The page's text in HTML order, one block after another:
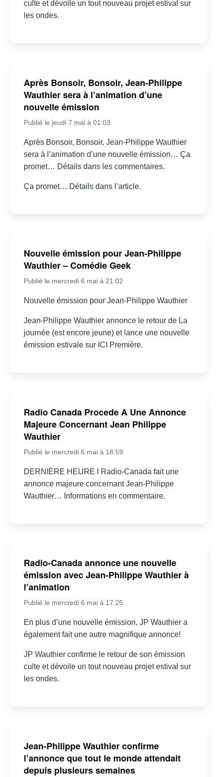
culte et dévoile un tout nouveau projet estival sur
les ondes.
Après Bonsoir, Bonsoir, Jean-Philippe
Wauthier sera à l’animation d’une
nouvelle émission
Publié le jeudi 7 mai à 01:03
Après Bonsoir, Bonsoir, Jean-Philippe Wauthier
sera à l’animation d’une nouvelle émission… Ça
promet… Détails dans les commentaires.
Ça promet… Détails dans l’article.
Nouvelle émission pour Jean-Philippe
Wauthier – Comédie Geek
Publié le mercredi 6 mai à 21:02
Nouvelle émission pour Jean-Philippe Wauthier
Jean-Philippe Wauthier annonce le retour de La
journée (est encore jeune) et lance une nouvelle
émission estivale sur ICI Première.
Radio Canada Procede A Une Annonce
Majeure Concernant Jean Philippe
Wauthier
Publié le mercredi 6 mai à 18:59
DERNIÈRE HEURE I Radio-Canada fait une
annonce majeure concernant Jean-Philippe
Wauthier… Informations en commentaire.
Radio-Canada annonce une nouvelle
émission avec Jean-Philippe Wauthier à
l’animation
Publié le mercredi 6 mai à 17:25
En plus d’une nouvelle émission, JP Wauthier a
également fait une autre magnifique annonce!
JP Wauthier confirme le retour de son émission
culte et dévoile un tout nouveau projet estival sur
les ondes.
Jean-Philippe Wauthier confirme
l’annonce que tout le monde attendait
depuis plusieurs semaines